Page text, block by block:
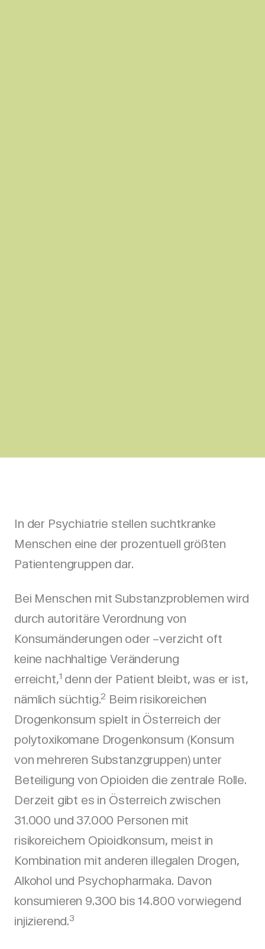
In der Psychiatrie stellen suchtkranke
Menschen eine der prozentuell größten
Patientengruppen dar.
Bei Menschen mit Substanzproblemen wird
durch autoritäre Verordnung von
Konsumänderungen oder –verzicht oft
keine nachhaltige Veränderung
erreicht,1 denn der Patient bleibt, was er ist,
nämlich süchtig.2 Beim risikoreichen
Drogenkonsum spielt in Österreich der
polytoxikomane Drogenkonsum (Konsum
von mehreren Substanzgruppen) unter
Beteiligung von Opioiden die zentrale Rolle.
Derzeit gibt es in Österreich zwischen
31.000 und 37.000 Personen mit
risikoreichem Opioidkonsum, meist in
Kombination mit anderen illegalen Drogen,
Alkohol und Psychopharmaka. Davon
konsumieren 9.300 bis 14.800 vorwiegend
injizierend.3